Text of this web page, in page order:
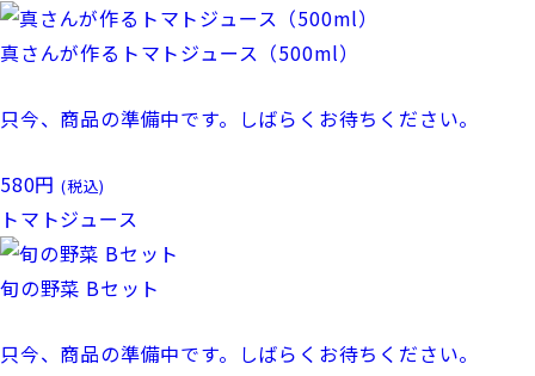
真さんが作るトマトジュース（500ml）
只今、商品の準備中です。しばらくお待ちください。
580円 (税込)
トマトジュース
旬の野菜 Bセット
只今、商品の準備中です。しばらくお待ちください。